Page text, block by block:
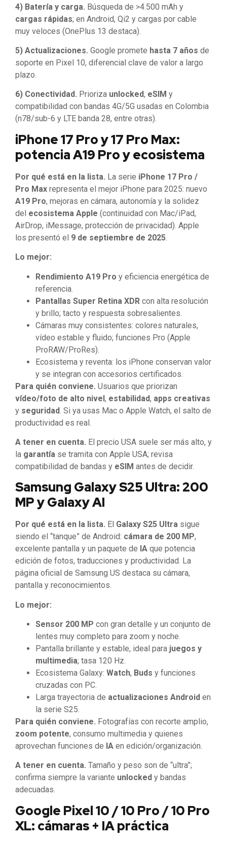
4) Batería y carga. Búsqueda de >4.500 mAh y
cargas rápidas; en Android, Qi2 y cargas por cable
muy veloces (OnePlus 13 destaca).
5) Actualizaciones. Google promete hasta 7 años de
soporte en Pixel 10, diferencial clave de valor a largo
plazo.
6) Conectividad. Prioriza unlocked, eSIM y
compatibilidad con bandas 4G/5G usadas en Colombia
(n78/sub-6 y LTE banda 28, entre otras).
iPhone 17 Pro y 17 Pro Max:
potencia A19 Pro y ecosistema
Por qué está en la lista. La serie iPhone 17 Pro /
Pro Max representa el mejor iPhone para 2025: nuevo
A19 Pro, mejoras en cámara, autonomía y la solidez
del ecosistema Apple (continuidad con Mac/iPad,
AirDrop, iMessage, protección de privacidad). Apple
los presentó el 9 de septiembre de 2025
Lo mejor:
Rendimiento A19 Pro y eficiencia energética de
referencia.
Pantallas Super Retina XDR con alta resolución
y brillo; tacto y respuesta sobresalientes.
Cámaras muy consistentes: colores naturales,
vídeo estable y fluido; funciones Pro (Apple
ProRAW/ProRes).
Ecosistema y reventa: los iPhone conservan valor
y se integran con accesorios certificados.
Para quién conviene. Usuarios que priorizan
vídeo/foto de alto nivel, estabilidad, apps creativas
y seguridad . Si ya usas Mac o Apple Watch, el salto de
productividad es real.
A tener en cuenta. El precio USA suele ser más alto, y
la garantía se tramita con Apple USA; revisa
compatibilidad de bandas y eSIM antes de decidir.
Samsung Galaxy S25 Ultra: 200
MP y Galaxy AI
Por qué está en la lista. El Galaxy S25 Ultra sigue
siendo el “tanque” de Android: cámara de 200 MP,
excelente pantalla y un paquete de IA que potencia
edición de fotos, traducciones y productividad. La
página oficial de Samsung US destaca su cámara,
pantalla y reconocimientos.
Lo mejor:
Sensor 200 MP con gran detalle y un conjunto de
lentes muy completo para zoom y noche.
Pantalla brillante y estable, ideal para juegos y
multimedia; tasa 120 Hz.
Ecosistema Galaxy: Watch, Buds y funciones
cruzadas con PC.
Larga trayectoria de actualizaciones Android en
la serie S25.
Para quién conviene. Fotografías con recorte amplio,
zoom potente, consumo multimedia y quienes
aprovechan funciones de IA en edición/organización.
A tener en cuenta. Tamaño y peso son de “ultra”;
confirma siempre la variante unlocked y bandas
adecuadas.
Google Pixel 10 / 10 Pro / 10 Pro
XL: cámaras + IA práctica